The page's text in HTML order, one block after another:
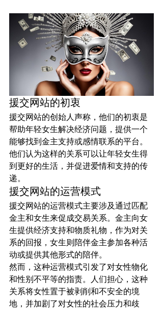
援交网站的初衷
援交网站的创始人声称，他们的初衷是
帮助年轻女生解决经济问题，提供一个
能够找到金主支持或感情联系的平台。
他们认为这样的关系可以让年轻女生得
到更好的生活，并促进爱情和支持的传
递。
援交网站的运营模式
援交网站的运营模式主要涉及通过匹配
金主和女生来促成交易关系。金主向女
生提供经济支持和物质礼物，作为对关
系的回报，女生则陪伴金主参加各种活
动或提供其他形式的陪伴。
然而，这种运营模式引发了对女性物化
和性别不平等的指责。人们担心，这种
关系将女性置于被剥削和不安全的境
地，并加剧了对女性的社会压力和歧